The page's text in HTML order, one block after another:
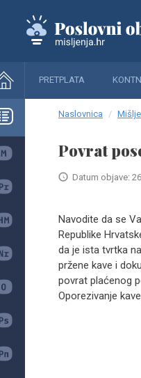
PRETPLATA
Naslovnica
Povrat
Datum objave:
Navodite da se
Republike
da je ista tvrtka
pržene kave i
povrat plaćenog
Oporezivanje